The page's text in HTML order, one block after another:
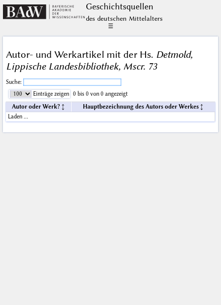
Geschichts­quellen
des deutschen Mittelalters
☰
Autor- und Werkartikel mit der Hs. Detmold,
Lippische Landesbibliothek, Mscr. 73
Suche:
Einträge zeigen
0 bis 0 von 0 angezeigt
Autor oder Werk?
Hauptbezeichnung des Autors oder Werkes
Laden …